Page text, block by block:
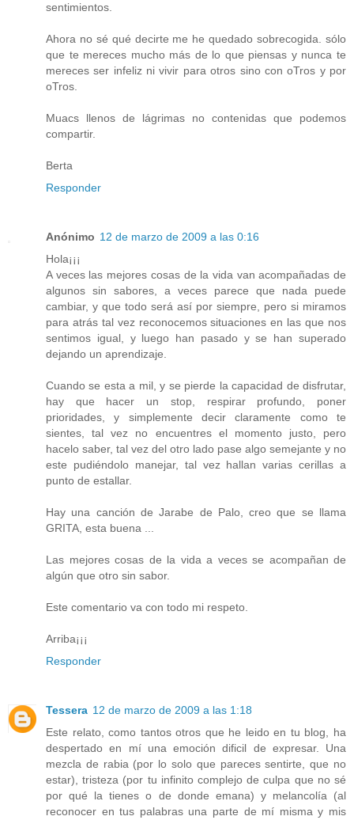
sentimientos.
Ahora no sé qué decirte me he quedado sobrecogida. sólo
que te mereces mucho más de lo que piensas y nunca te
mereces ser infeliz ni vivir para otros sino con oTros y por
oTros.
Muacs llenos de lágrimas no contenidas que podemos
compartir.
Berta
Responder
Anónimo 12 de marzo de 2009 a las 0:16
Hola¡¡¡
A veces las mejores cosas de la vida van acompañadas de
algunos sin sabores, a veces parece que nada puede
cambiar, y que todo será así por siempre, pero si miramos
para atrás tal vez reconocemos situaciones en las que nos
sentimos igual, y luego han pasado y se han superado
dejando un aprendizaje.
Cuando se esta a mil, y se pierde la capacidad de disfrutar,
hay que hacer un stop, respirar profundo, poner
prioridades, y simplemente decir claramente como te
sientes, tal vez no encuentres el momento justo, pero
hacelo saber, tal vez del otro lado pase algo semejante y no
este pudiéndolo manejar, tal vez hallan varias cerillas a
punto de estallar.
Hay una canción de Jarabe de Palo, creo que se llama
GRITA, esta buena ...
Las mejores cosas de la vida a veces se acompañan de
algún que otro sin sabor.
Este comentario va con todo mi respeto.
Arriba¡¡¡
Responder
Tessera 12 de marzo de 2009 a las 1:18
Este relato, como tantos otros que he leido en tu blog, ha
despertado en mí una emoción dificil de expresar. Una
mezcla de rabia (por lo solo que pareces sentirte, que no
estar), tristeza (por tu infinito complejo de culpa que no sé
por qué la tienes o de donde emana) y melancolía (al
reconocer en tus palabras una parte de mí misma y mis